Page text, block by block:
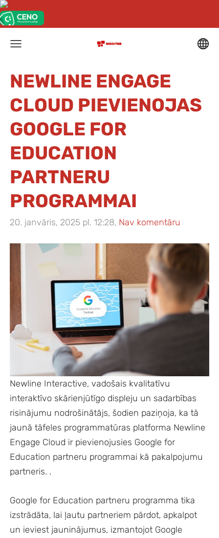
NEWLINE ENGAGE
CLOUD PIEVIENOJAS
GOOGLE FOR
EDUCATION
PARTNERU
PROGRAMMAI
20. janvāris, 2025 pl. 12:28, Nav komentāru
Newline Interactive, vadošais kvalitatīvu
interaktīvo skārienjūtīgo displeju un sadarbības
risinājumu nodrošinātājs, šodien paziņoja, ka tā
jaunā tāfeles programmatūras platforma Newline
Engage Cloud ir pievienojusies Google for
Education partneru programmai kā pakalpojumu
partneris. .
Google for Education partneru programma tika
izstrādāta, lai ļautu partneriem pārdot, apkalpot
un ieviest jauninājumus, izmantojot Google